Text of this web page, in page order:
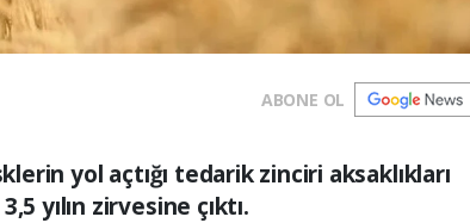
ABONE OL
yol açtığı tedarik zinciri aksaklıkları
yılın zirvesine çıktı.